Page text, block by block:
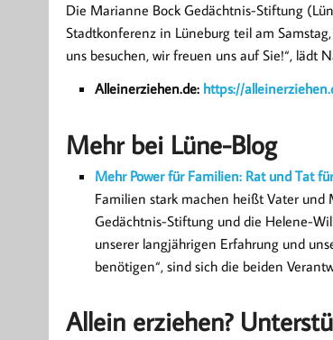
Die Marianne Bock Gedächtnis-Stiftung
Stadtkonferenz in Lüneburg teil am
uns besuchen, wir freuen uns auf Sie!“, lädt
Alleinerziehen.de: https://
Mehr bei Lüne-Blog
Mehr Power für Familien: Rat und Tat
Familien stark machen heißt Vater und
Gedächtnis-Stiftung und die Helene-
unserer langjährigen Erfahrung und
benötigen“, sind sich die beiden
Allein erziehen?